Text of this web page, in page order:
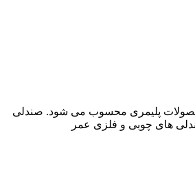
پلیمری محسوب می شود. صندلی
های چوبی و فلزی عمر